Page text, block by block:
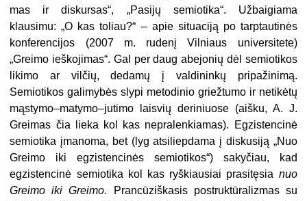
mas ir diskursas“, „Pasijų semiotika“. Užbaigiama
klausimu: „O kas toliau?“ – apie situaciją po tarptautinės
konferen­cijos (2007 m. rudenį Vilniaus univer­sitete)
„Greimo ieškojimas“. Gal per daug abejonių dėl semiotikos
likimo ar vilčių, dedamų į valdininkų pripažinimą.
Semiotikos galimybės slypi metodinio griežtumo ir netikėtų
mąstymo–matymo–jutimo laisvių deriniuose (aišku, A. J.
Greimas čia lieka kol kas nepra­lenkiamas). Egzistencinė
semiotika įma­noma, bet (lyg atsiliepdama į diskusiją „Nuo
Greimo iki egzistencinės semio­tikos“) sakyčiau, kad
egzistencinė se­miotika kol kas ryškiausiai prasitęsia nuo
Greimo iki Greimo. Prancūziškasis postruktūralizmas su